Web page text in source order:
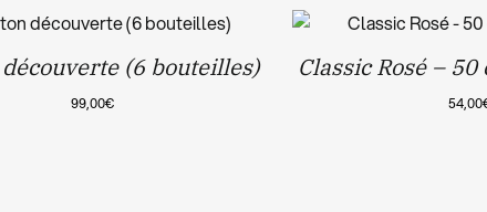
(6 bouteilles)
99,00€
Classic Rosé –
54,00